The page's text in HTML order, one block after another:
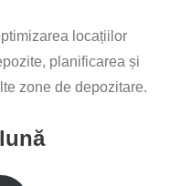
locațiilor
planificarea și
zone de depozitare.